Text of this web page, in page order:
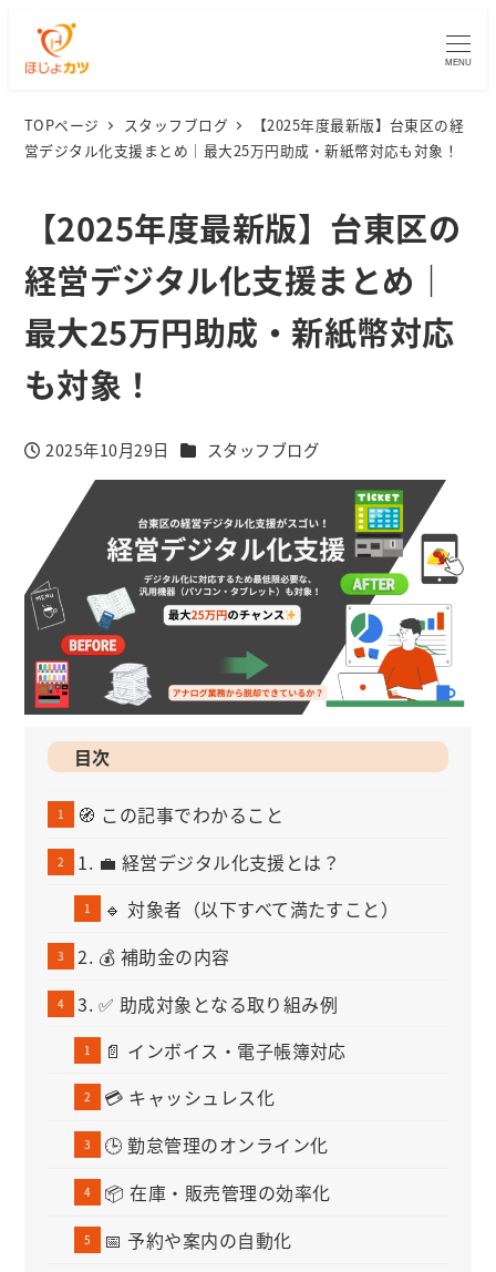
MENU
TOPページ スタッフブログ
【2025年度最新版】台東区の経
営デジタル化支援まとめ｜最大25万円助成・新紙幣対応も対象！
【2025年度最新版】台東区の
経営デジタル化支援まとめ｜
最大25万円助成・新紙幣対応
も対象！
投稿日
2025年10月29日 カテゴリー
スタッフブログ
目次
🧭 この記事でわかること
1. 💼 経営デジタル化支援とは？
🔹 対象者（以下すべて満たすこと）
2. 💰 補助金の内容
3. ✅ 助成対象となる取り組み例
📄 インボイス・電子帳簿対応
💳 キャッシュレス化
🕒 勤怠管理のオンライン化
📦 在庫・販売管理の効率化
📅 予約や案内の自動化